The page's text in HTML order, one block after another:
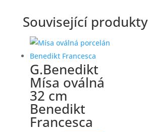
Související produkty
G.Benedikt
Mísa oválná
32 cm
Benedikt
Francesca